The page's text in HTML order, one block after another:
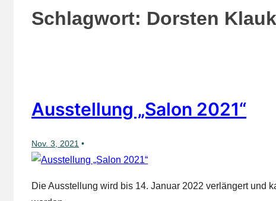
Schlagwort: Dorsten
Ausstellung „Salon 2021“
Nov. 3, 2021
Die Ausstellung wird bis 14. Januar 2022 verlängert und